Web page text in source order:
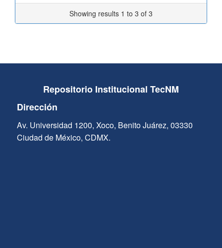
Showing results 1 to 3 of 3
Repositorio Institucional TecNM
Dirección
Av. Universidad 1200, Xoco, Benito Juárez, 03330
Ciudad de México, CDMX.